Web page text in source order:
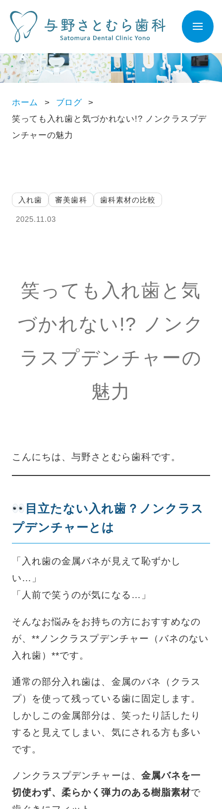
ホーム
ブログ
笑っても入れ歯と気づかれない!? ノンクラスプデ
ンチャーの魅力
入れ歯 審美歯科 歯科素材の比較
2025.11.03
笑っても入れ歯と気
づかれない!? ノンク
ラスプデンチャーの
魅力
こんにちは、与野さとむら歯科です。
目立たない入れ歯？ノンクラス
プデンチャーとは
「入れ歯の金属バネが見えて恥ずかし
い…」
「人前で笑うのが気になる…」
そんなお悩みをお持ちの方におすすめなの
が、**ノンクラスプデンチャー（バネのない
入れ歯）**です。
通常の部分入れ歯は、金属のバネ（クラス
プ）を使って残っている歯に固定します。
しかしこの金属部分は、笑ったり話したり
すると見えてしまい、気にされる方も多い
です。
ノンクラスプデンチャーは、 金属バネを一
切使わず、柔らかく弾力のある樹脂素材で